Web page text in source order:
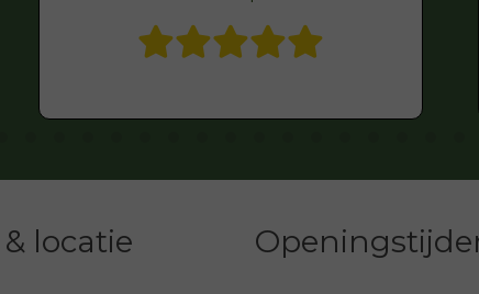
locatie